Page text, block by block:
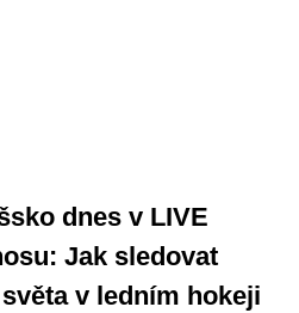
dnes v LIVE
Jak sledovat
v ledním hokeji